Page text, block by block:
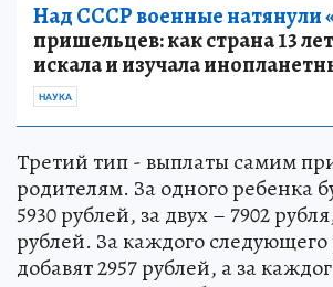
Над СССР военные натянули
пришельцев: как страна 13
искала и изучала
НАУКА
Третий тип - выплаты самим
родителям. За одного ребенка
5930 рублей, за двух – 7902
рублей. За каждого
добавят 2957 рублей, а за